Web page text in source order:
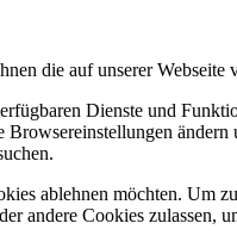
die auf unserer
Dienste und
ablehnen möchten. Um
andere Cookies